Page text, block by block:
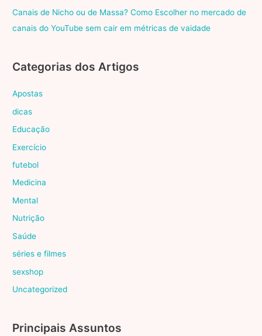
Canais de Nicho ou de Massa? Como Escolher no mercado de
canais do YouTube sem cair em métricas de vaidade
Categorias dos Artigos
Apostas
dicas
Educação
Exercício
futebol
Medicina
Mental
Nutrição
Saúde
séries e filmes
sexshop
Uncategorized
Principais Assuntos